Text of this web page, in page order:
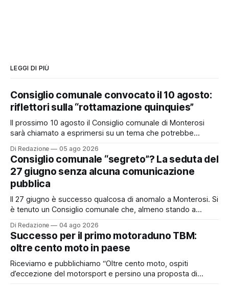
LEGGI DI PIÙ
Consiglio comunale convocato il 10 agosto:
riflettori sulla “rottamazione quinquies”
Il prossimo 10 agosto il Consiglio comunale di Monterosi
sarà chiamato a esprimersi su un tema che potrebbe
possibile adesione del Comune alla cosiddetta
“rottamazione quinquies” dei carichi affidati all’Agente della
Riscossione. Prima, però, c’è un tema politico che merita
Di Redazione 05 ago 2026
Consiglio comunale “segreto”? La seduta del
27 giugno senza alcuna comunicazione
pubblica
Il 27 giugno è successo qualcosa di anomalo a Monterosi. Si
è tenuto un Consiglio comunale che, almeno stando a
pubblicamente comunicato ai cittadini attraverso l’Albo
Pretorio. Un’anomalia che merita spiegazioni. Il Consiglio
comunale è, per sua natura, un’assemblea
Di Redazione 04 ago 2026
Successo per il primo motoraduno TBM:
oltre cento moto in paese
Riceviamo e pubblichiamo “Oltre cento moto, ospiti
d’eccezione del motorsport e persino una proposta di